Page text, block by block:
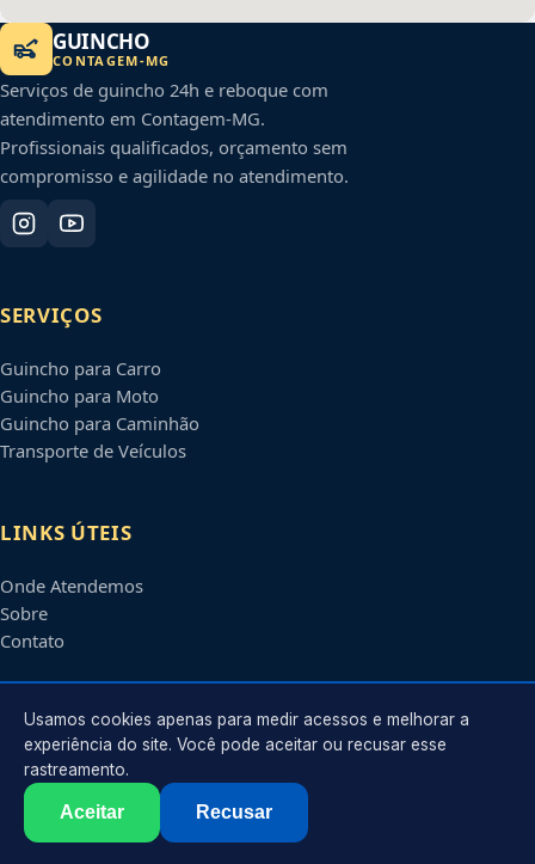
GUINCHO
CONTAGEM-MG
Serviços de guincho 24h e reboque com
atendimento em Contagem-MG.
Profissionais qualificados, orçamento sem
compromisso e agilidade no atendimento.
SERVIÇOS
Guincho para Carro
Guincho para Moto
Guincho para Caminhão
Transporte de Veículos
LINKS ÚTEIS
Onde Atendemos
Sobre
Contato
CONTATO
Atendimento em
contato@guinchoscontagem.com.br
2026 Contagem
. Todos os direitos reservados.
Usamos cookies apenas para medir acessos e melhorar a
experiência do site. Você pode aceitar ou recusar esse
rastreamento.
Aceitar Recusar